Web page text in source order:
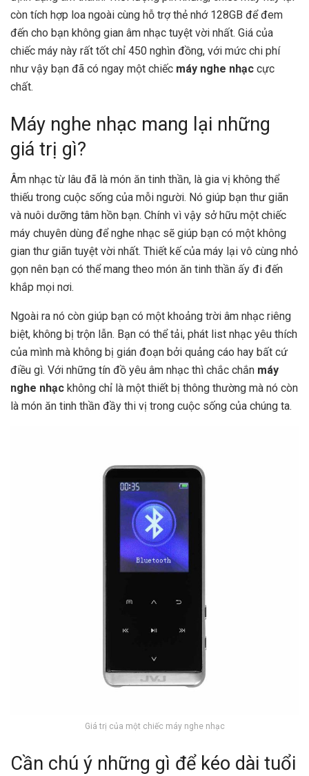
còn tích hợp loa ngoài cùng hỗ trợ thẻ nhớ 128GB để đem
đến cho bạn không gian âm nhạc tuyệt vời nhất. Giá của
chiếc máy này rất tốt chỉ 450 nghìn đồng, với mức chi phí
như vậy bạn đã có ngay một chiếc máy nghe nhạc cực
chất.
Máy nghe nhạc mang lại những
giá trị gì?
Âm nhạc từ lâu đã là món ăn tinh thần, là gia vị không thể
thiếu trong cuộc sống của mỗi người. Nó giúp bạn thư giãn
và nuôi dưỡng tâm hồn bạn. Chính vì vậy sở hữu một chiếc
máy chuyên dùng để nghe nhạc sẽ giúp bạn có một không
gian thư giãn tuyệt vời nhất. Thiết kế của máy lại vô cùng nhỏ
gọn nên bạn có thể mang theo món ăn tinh thần ấy đi đến
khắp mọi nơi.
Ngoài ra nó còn giúp bạn có một khoảng trời âm nhạc riêng
biệt, không bị trộn lẫn. Bạn có thể tải, phát list nhạc yêu thích
của mình mà không bị gián đoạn bởi quảng cáo hay bất cứ
điều gì. Với những tín đồ yêu âm nhạc thì chắc chắn máy
nghe nhạc không chỉ là một thiết bị thông thường mà nó còn
là món ăn tinh thần đầy thi vị trong cuộc sống của chúng ta.
Giá trị của một chiếc máy nghe nhạc
Cần chú ý những gì để kéo dài tuổi